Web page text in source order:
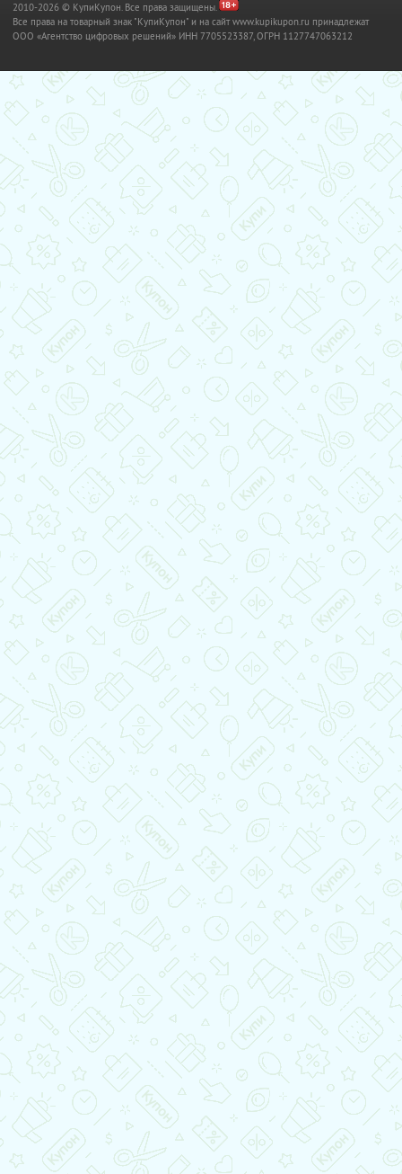
2010-2026 © КупиКупон. Все права защищены.
Все права на товарный знак "КупиКупон" и на сайт www.kupikupon.ru принадлежат
OOO «Агентство цифровых решений» ИНН 7705523387, ОГРН 1127747063212